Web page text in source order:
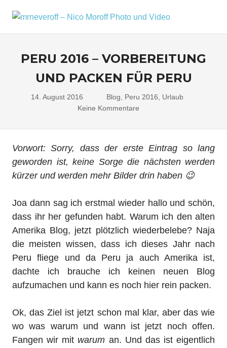
Inhalt
NICO
PHOTO
und
meine
Reisen
PERU 2016 – VORBEREITUNG
UND PACKEN FÜR PERU
14. August 2016 Nico
Blog Peru 2016
Urlaub
Keine Kommentare
Vorwort: Sorry, dass der erste Eintrag so lang
geworden ist, keine Sorge die nächsten werden
kürzer und werden mehr Bilder drin haben 😉
Joa dann sag ich erstmal wieder hallo und schön,
dass ihr her gefunden habt. Warum ich den alten
Amerika Blog, jetzt plötzlich wiederbelebe? Naja
die meisten wissen, dass ich dieses Jahr nach
Peru fliege und da Peru ja auch Amerika ist,
dachte ich brauche ich keinen neuen Blog
aufzumachen und kann es noch hier rein packen.
Ok, das Ziel ist jetzt schon mal klar, aber das wie
wo was warum und wann ist jetzt noch offen.
Fangen wir mit warum an. Und das ist eigentlich